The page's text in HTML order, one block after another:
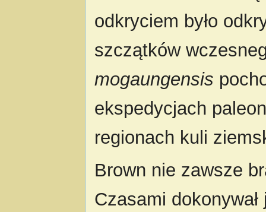
odkryciem było
szczątków
mogaungensis
ekspedycjach
regionach kuli
Brown nie zawsze
Czasami